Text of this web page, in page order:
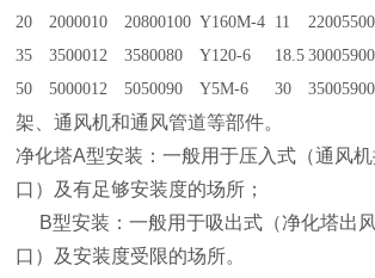
20
2000010 20800100 Y160M-4 11 22005500
35
3500012 3580080 Y120-6 18.5 30005900
50
5000012 5050090 Y5M-6 30 35005900
架、通风机和通风管道等部件。
净化塔A型安装：一般用于压入式（通风
口）及有足够安装度的场所；
B型安装：一般用于吸出式（净化塔出
口）及安装度受限的场所。